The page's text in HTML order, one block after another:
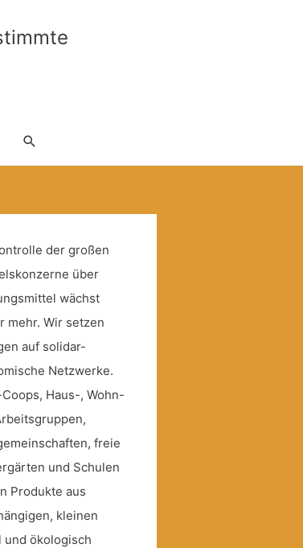
Suche
der großen
über
wächst
mehr. Wir setzen
auf solidar-
Netzwerke.
Haus-, Wohn-
freie
und Schulen
Produkte aus
kleinen
und ökologisch